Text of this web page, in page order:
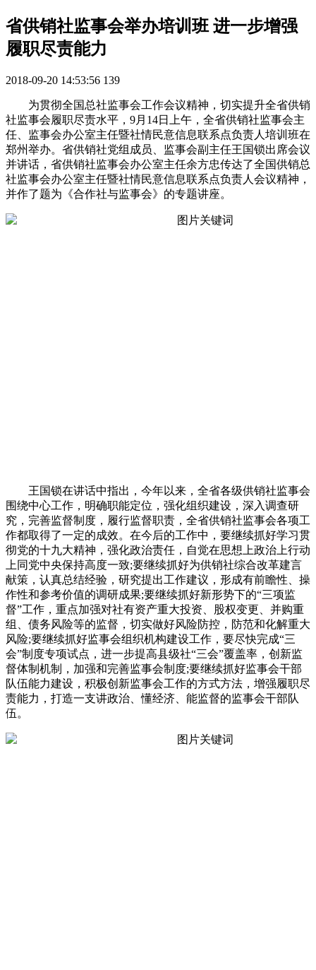
省供销社监事会举办培训班 进一步增强
履职尽责能力
2018-09-20 14:53:56 139
为贯彻全国总社监事会工作会议精神，切实提升全省供销
社监事会履职尽责水平，9月14日上午，全省供销社监事会主
任、监事会办公室主任暨社情民意信息联系点负责人培训班在
郑州举办。省供销社党组成员、监事会副主任王国锁出席会议
并讲话，省供销社监事会办公室主任余方忠传达了全国供销总
社监事会办公室主任暨社情民意信息联系点负责人会议精神，
并作了题为《合作社与监事会》的专题讲座。
王国锁在讲话中指出，今年以来，全省各级供销社监事会
围绕中心工作，明确职能定位，强化组织建设，深入调查研
究，完善监督制度，履行监督职责，全省供销社监事会各项工
作都取得了一定的成效。在今后的工作中，要继续抓好学习贯
彻党的十九大精神，强化政治责任，自觉在思想上政治上行动
上同党中央保持高度一致;要继续抓好为供销社综合改革建言
献策，认真总结经验，研究提出工作建议，形成有前瞻性、操
作性和参考价值的调研成果;要继续抓好新形势下的“三项监
督”工作，重点加强对社有资产重大投资、股权变更、并购重
组、债务风险等的监督，切实做好风险防控，防范和化解重大
风险;要继续抓好监事会组织机构建设工作，要尽快完成“三
会”制度专项试点，进一步提高县级社“三会”覆盖率，创新监
督体制机制，加强和完善监事会制度;要继续抓好监事会干部
队伍能力建设，积极创新监事会工作的方式方法，增强履职尽
责能力，打造一支讲政治、懂经济、能监督的监事会干部队
伍。